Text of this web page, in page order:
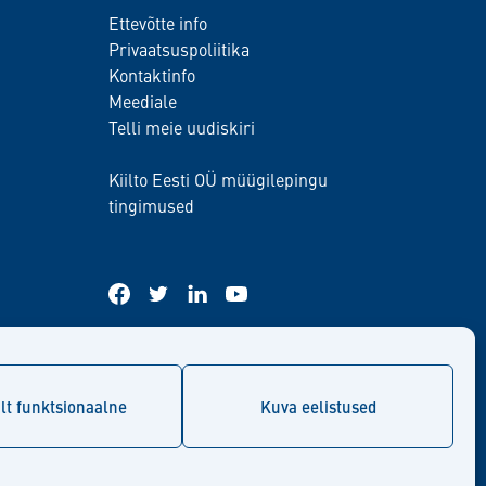
funktsionaalne Kuva eelistused
Ettevõtte info
Privaatsuspoliitika
Kontaktinfo
Meediale
Telli meie uudiskiri
Kiilto Eesti OÜ müügilepingu
tingimused
facebook
twitter linkedinyoutube